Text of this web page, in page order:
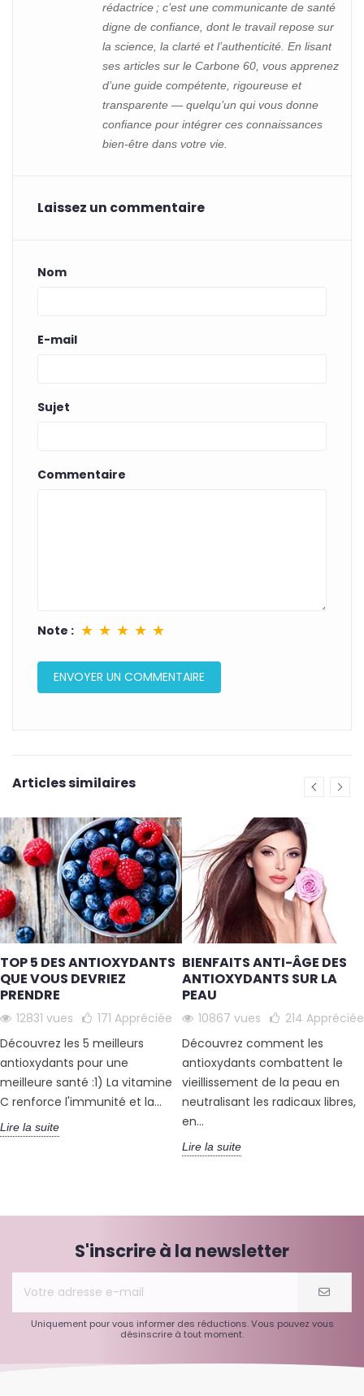
rédactrice ; c’est une communicante de santé
digne de confiance, dont le travail repose sur
la science, la clarté et l’authenticité. En lisant
ses articles sur le Carbone 60, vous apprenez
d’une guide compétente, rigoureuse et
transparente — quelqu’un qui vous donne
confiance pour intégrer ces connaissances
bien-être dans votre vie.
Laissez un commentaire
Nom
E-mail
Sujet
Commentaire
Note : ★ ★ ★ ★ ★
Articles similaires
TOP 5 DES ANTIOXYDANTS
QUE VOUS DEVRIEZ
PRENDRE
12831 vues 171 Appréciée
Découvrez les 5 meilleurs
antioxydants pour une
meilleure santé :1) La vitamine
C renforce l'immunité et la...
Lire la suite
BIENFAITS ANTI-ÂGE DES
ANTIOXYDANTS SUR LA
PEAU
10867 vues 214 Appréciée
Découvrez comment les
antioxydants combattent le
vieillissement de la peau en
neutralisant les radicaux libres,
en...
Lire la suite
S'inscrire à la newsletter
Uniquement pour vous informer des réductions. Vous pouvez vous
désinscrire à tout moment.